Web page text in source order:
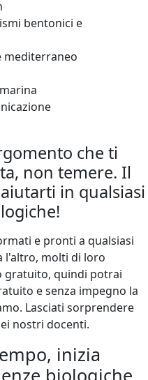
bentonici e
mediterraneo
che ti
non temere. Il
in qualsiasi
e pronti a qualsiasi
l'altro, molti di loro
gratuito, quindi potrai
e senza impegno la
Lasciati sorprendere
nostri docenti.
inizia
biologiche